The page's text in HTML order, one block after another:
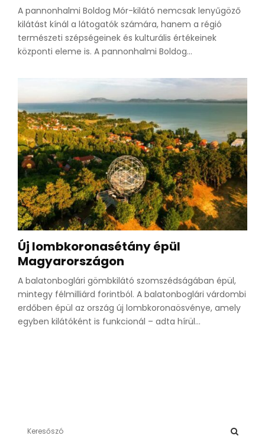
A pannonhalmi Boldog Mór-kilátó nemcsak lenyűgöző
kilátást kínál a látogatók számára, hanem a régió
természeti szépségeinek és kulturális értékeinek
központi eleme is. A pannonhalmi Boldog...
Új lombkoronasétány épül
Magyarországon
A balatonboglári gömbkilátó szomszédságában épül,
mintegy félmilliárd forintból. A balatonboglári várdombi
erdőben épül az ország új lombkoronaösvénye, amely
egyben kilátóként is funkcionál – adta hírül...